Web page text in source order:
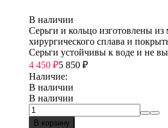
В наличии
Серьги и кольцо изготовлены из
хирургического сплава и
Серьги устойчивы к воде и не
4 450 ₽5 850 ₽
Наличие:
В наличии
В наличии
В корзину